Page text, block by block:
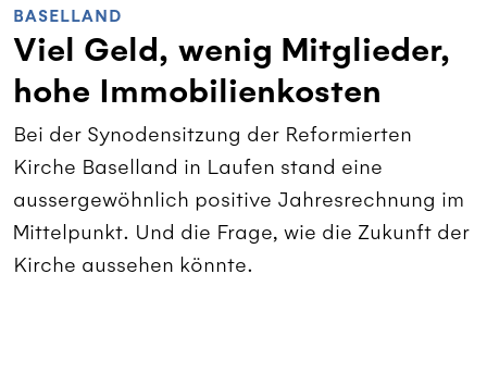
BASELLAND
Viel Geld, wenig Mitglieder,
hohe Immobilienkosten
Bei der Synodensitzung der Reformierten
Kirche Baselland in Laufen stand eine
aussergewöhnlich positive Jahresrechnung im
Mittelpunkt. Und die Frage, wie die Zukunft der
Kirche aussehen könnte.